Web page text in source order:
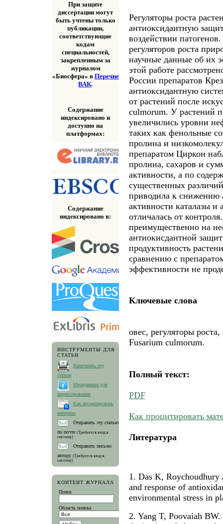
При защите
диссертации могут
быть учтены только
публикации,
соответствующие
кодам
специальностей,
закрепленным за
журналом
«Биосфера» в Перечне
ВАК.
Содержание
индексировано и
доступно на
платформах:
Содержание
индексировано в:
ИНСТРУМЕНТЫ ДЛЯ
СТАТЬИ
Напечатать эту
статью
Метаданные для
индексирования
Как процитировать
материал
Отправить эту статью
по почте (Требуется вход в
систему)
Отправить письмо
автору (Требуется вход в
систему)
КОНТЕНТ ЖУРНАЛА
Поиск
Область поиска
Регуляторы роста
антиоксидантную
воздействии
регуляторов роста
научные данные об их
этой работе
России препаратов
антиоксидантную
от растений после
сulmorum. У растений
увеличились уровни
таких как фенольные
пролина и
препаратом Циркон
пролина, сахаров и
активности, а по
существенных
приводила к снижению
активности каталазы и
отличалась от
преимущественно на
антиокисдантной
продуктивность
сравнению с
эффективности не
Ключевые слова
oвес, регуляторы
Fusarium сulmorum.
Полный текст:
PDF
Как процитировать
Литература
1. Das K, Roychoudhury
and response of
environmental stress in
2. Yang T, Poovaiah